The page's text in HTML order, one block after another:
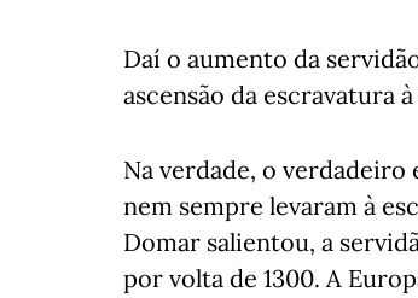
Daí o aumento da
ascensão da escravatura
Na verdade, o
nem sempre levaram à
Domar salientou, a
por volta de 1300. A